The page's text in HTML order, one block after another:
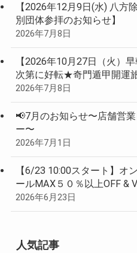
【2026年12月9日(水) 八
別団体参拝のお知らせ】
2026年7月8日
【2026年10月27日（火）
次第に好転★奇門遁甲開運
2026年7月8日
📢7月のお知らせ〜店舗営
ー〜
2026年7月1日
【6/23 10:00スタート】オ
ールMAX５０％以上OFF &
2026年6月23日
人気記事